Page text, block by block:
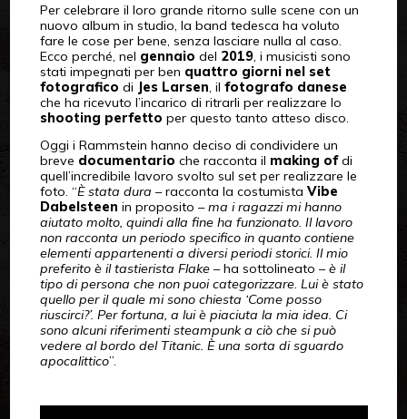
Per celebrare il loro grande ritorno sulle scene con un
nuovo album in studio, la band tedesca ha voluto
fare le cose per bene, senza lasciare nulla al caso.
Ecco perché, nel gennaio del 2019, i musicisti sono
stati impegnati per ben quattro giorni nel set
fotografico di Jes Larsen, il fotografo danese
che ha ricevuto l’incarico di ritrarli per realizzare lo
shooting perfetto per questo tanto atteso disco.
Oggi i Rammstein hanno deciso di condividere un
breve documentario che racconta il making ofdi
quell’incredibile lavoro svolto sul set per realizzare le
foto. “È stata dura – racconta la costumista Vibe
Dabelsteen in proposito –ma i ragazzi mi hanno
aiutato molto, quindi alla fine ha funzionato. Il lavoro
non racconta un periodo specifico in quanto contiene
elementi appartenenti a diversi periodi storici. Il mio
preferito è il tastierista Flake– ha sottolineato –è il
tipo di persona che non puoi categorizzare. Lui è stato
quello per il quale mi sono chiesta ‘Come posso
riuscirci?’. Per fortuna, a lui è piaciuta la mia idea. Ci
sono alcuni riferimenti steampunk a ciò che si può
vedere al bordo del Titanic. È una sorta di sguardo
apocalittico”.